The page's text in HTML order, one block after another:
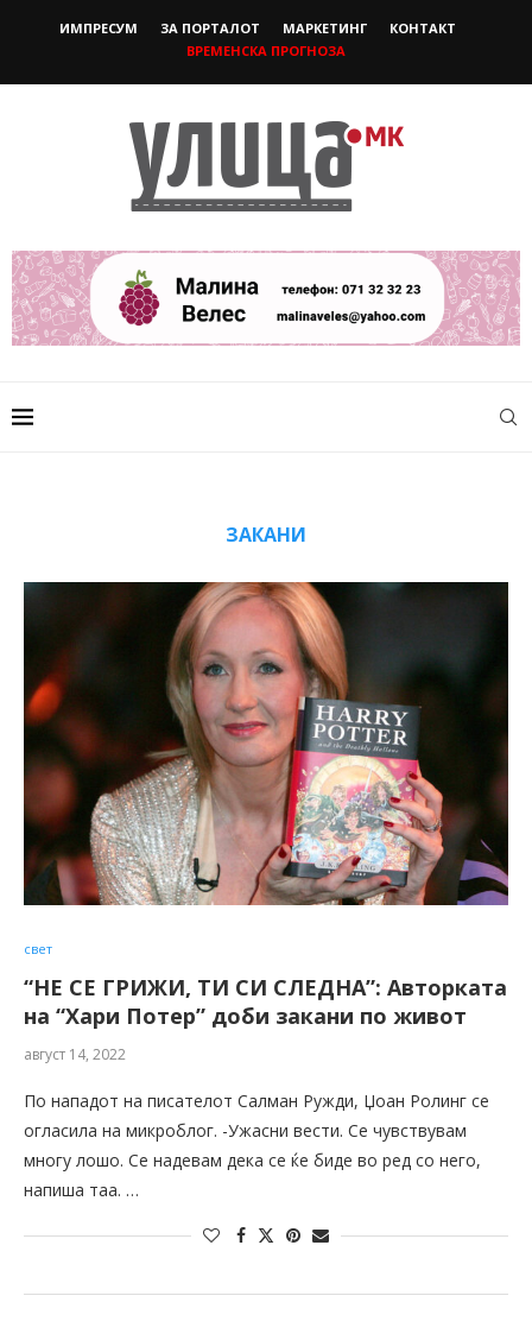
ИМПРЕСУМ ЗА ПОРТАЛОТ МАРКЕТИНГ
КОНТАКТ
ВРЕМЕНСКА ПРОГНОЗА
ЗАКАНИ
свет
“НЕ СЕ ГРИЖИ, ТИ СИ СЛЕДНА”: Авторката
на “Хари Потер” доби закани по живот
август 14, 2022
По нападот на писателот Салман Ружди, Џоан Ролинг се
огласила на микроблог. -Ужасни вести. Се чувствувам
многу лошо. Се надевам дека се ќе биде во ред со него,
напиша таа. …